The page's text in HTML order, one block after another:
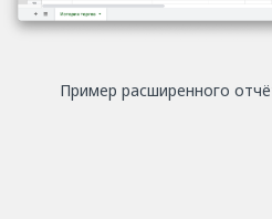
Пример расширенного